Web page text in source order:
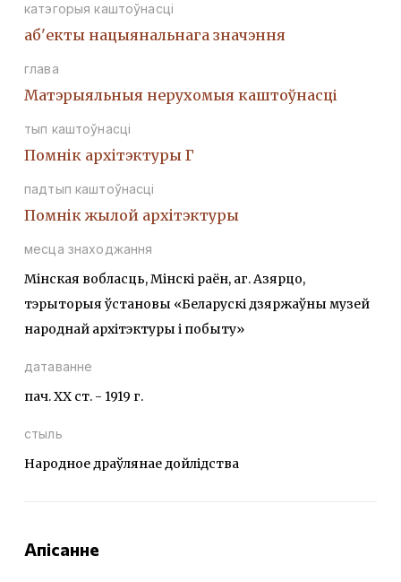
катэгорыя каштоўнасці
аб'екты нацыянальнага значэння
глава
Матэрыяльныя нерухомыя каштоўнасці
тып каштоўнасці
Помнiк архiтэктуры Г
падтып каштоўнасці
Помнiк жылой архiтэктуры
месца знаходжання
Мінская вобласць, Мінскі раён, аг. Азярцо,
тэрыторыя ўстановы «Беларускі дзяржаўны музей
народнай архітэктуры і побыту»
датаванне
пач. ХХ ст. - 1919 г.
стыль
Народное драўлянае дойлідства
Апісанне